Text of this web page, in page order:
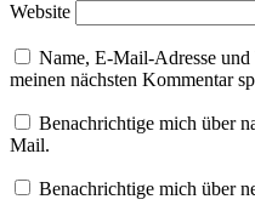
Website
Name, E-Mail-Adresse
meinen nächsten Kommentar
Benachrichtige mich über
Mail.
Benachrichtige mich über